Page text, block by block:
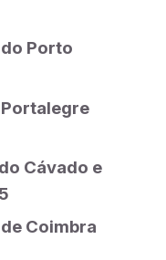
Porto
Cávado e
Coimbra